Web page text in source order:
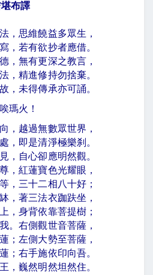
布譯
，思維饒益多眾生，
，若有欲抄者應借。
，無有更深之教言，
，精進修持勿捨棄。
，未得傳承亦可誦。
唉瑪火！
，越過無數眾世界，
，即是清淨極樂刹。
，自心卻應明然觀。
，紅蓮寶色光耀眼，
，三十二相八十好；
，著三法衣跏趺坐，
，身背依靠菩提樹；
。右側觀世音菩薩，
；左側大勢至菩薩，
；右手施依印向吾。
，巍然明然坦然住。